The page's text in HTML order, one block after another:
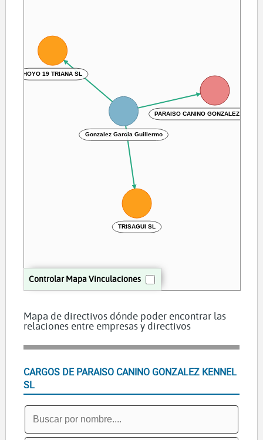
Controlar Mapa Vinculaciones
PARAISO CANINO GONZALEZ
Gonzalez Garcia Guillermo
HOYO 19 TRIANA SL
TRISAGUI SL
Mapa de directivos dónde poder encontrar las
relaciones entre empresas y directivos
CARGOS DE PARAISO CANINO GONZALEZ KENNEL
SL